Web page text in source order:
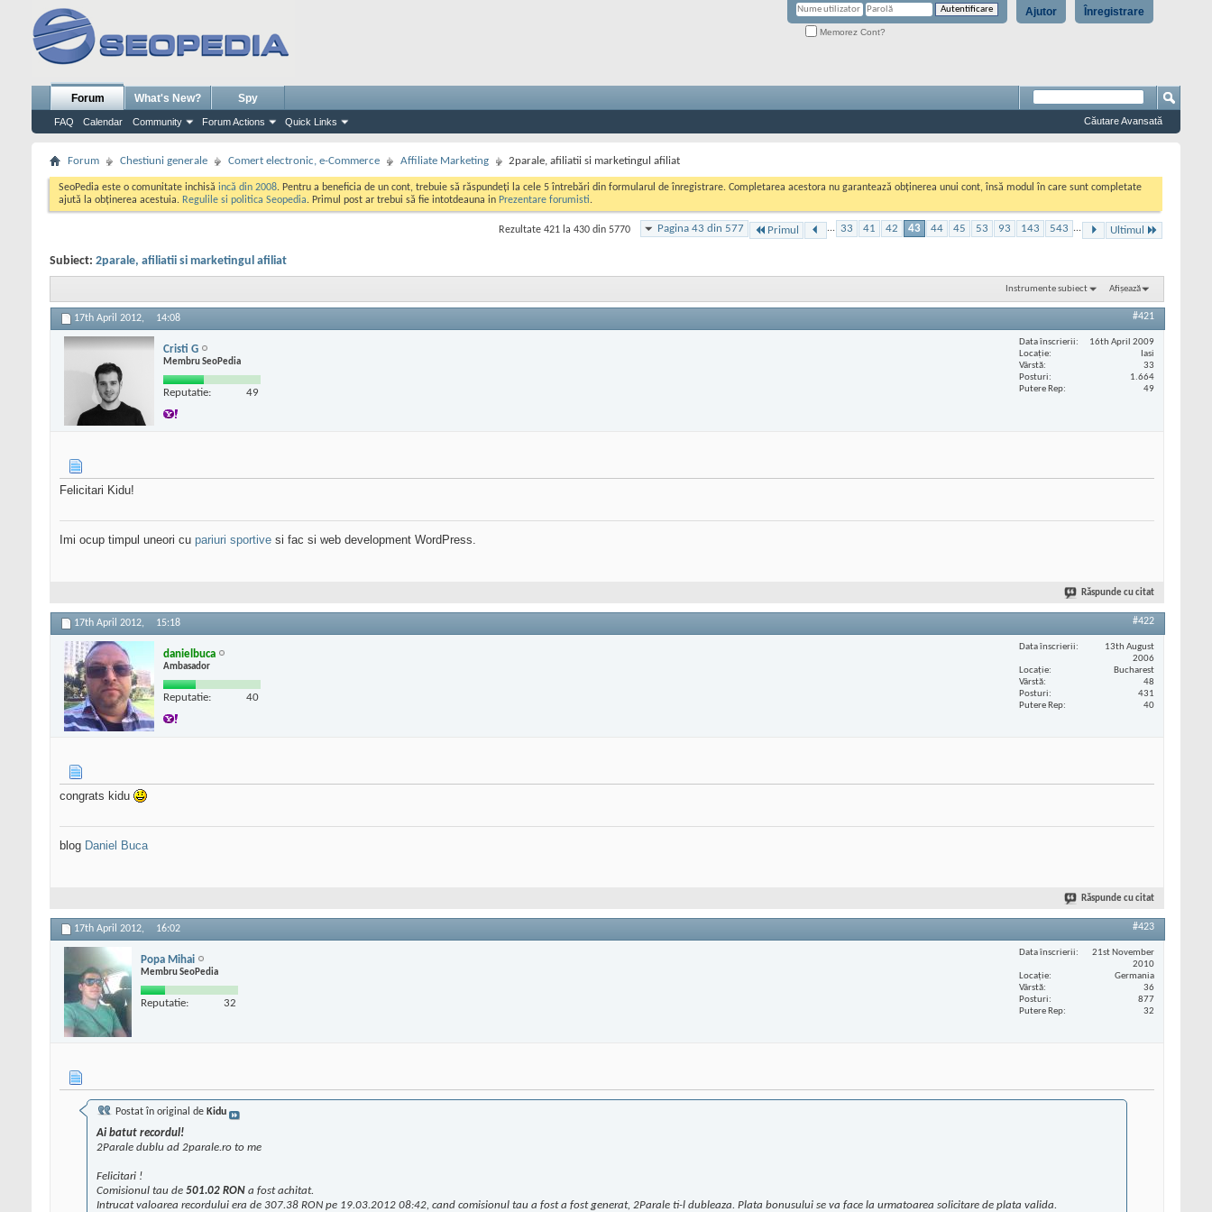
Înregistrare
Ajutor
Memorez Cont?
Forum
FAQ Calendar Community Forum Actions Quick Links
What's New? Spy
Căutare Avansată
Forum Chestiuni generale Comert electronic, e-Commerce Affiliate Marketing 2parale, afiliatii si marketingul afiliat
SeoPedia este o comunitate inchisă incă din 2008. Pentru a beneficia de un cont, trebuie să răspundeți la cele 5 întrebări din formularul de înregistrare. Completarea acestora nu garantează obținerea unui cont, însă modul în care sunt completate
ajută la obținerea acestuia. Regulile si politica Seopedia. Primul post ar trebui să fie intotdeauna in Prezentare forumisti.
Pagina 43 din 577 Primul ... 33 41 42 43 44 45 53 93 143 543 ... Ultimul
Rezultate 421 la 430 din 5770
Subiect: 2parale, afiliatii si marketingul afiliat
Instrumente subiect Afișează
17th April 2012, 14:08 #421
Cristi G
Membru SeoPedia
Reputatie: 49
Data înscrierii
16th April 2009
Locaţie
Iasi
Vârstă
33
Posturi
1.664
Putere Rep
49
Felicitari Kidu!
Imi ocup timpul uneori cu pariuri sportive si fac si web development WordPress.
Răspunde cu citat
17th April 2012, 15:18 #422
danielbuca
Ambasador
Reputatie: 40
Data înscrierii
13th August
2006
Locaţie
Bucharest
Vârstă
48
Posturi
431
Putere Rep
40
congrats kidu
blog Daniel Buca
Răspunde cu citat
17th April 2012, 16:02 #423
Popa Mihai
Membru SeoPedia
Reputatie: 32
Data înscrierii
21st November
2010
Locaţie
Germania
Vârstă
36
Posturi
877
Putere Rep
32
Postat în original de Kidu
Ai batut recordul!
2Parale dublu ad 2parale.ro to me
Felicitari !
Comisionul tau de 501.02 RON a fost achitat.
Intrucat valoarea recordului era de 307.38 RON pe 19.03.2012 08:42, cand comisionul tau a fost a fost generat, 2Parale ti-l dubleaza. Plata bonusului se va face la urmatoarea solicitare de plata valida.